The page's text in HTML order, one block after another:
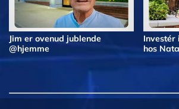
Jim er ovenud jublende
@hjemme
Investér
hos